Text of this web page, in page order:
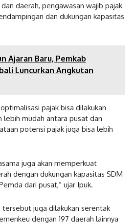
daerah, pengawasan wajib pajak
dan dukungan kapasitas
Ajaran Baru, Pemkab
Luncurkan Angkutan
pajak bisa dilakukan
lebih mudah antara pusat dan
potensi pajak juga bisa lebih
juga akan memperkuat
dengan dukungan kapasitas SDM
dari pusat,” ujar Ipuk.
tersebut juga dilakukan serentak
dengan 197 daerah lainnya